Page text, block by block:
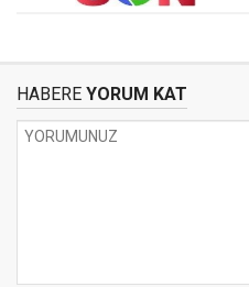
HABERE YORUM KAT